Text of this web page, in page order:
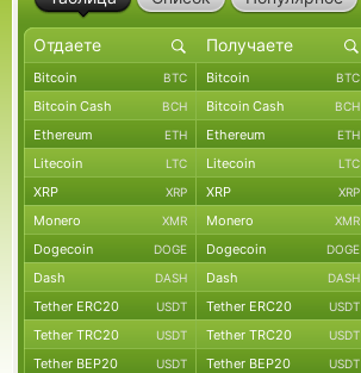
Bitcoin BTC Bitcoin BTC
Bitcoin Cash BCH Bitcoin Cash BCH
Ethereum ETH Ethereum ETH
Litecoin LTC Litecoin LTC
XRP XRP XRP XRP
Monero XMR Monero XMR
Dogecoin DOGE Dogecoin DOGE
Dash DASH Dash DASH
Tether ERC20 USDT Tether ERC20 USDT
Tether TRC20 USDT Tether TRC20 USDT
Tether BEP20 USDT Tether BEP20 USDT